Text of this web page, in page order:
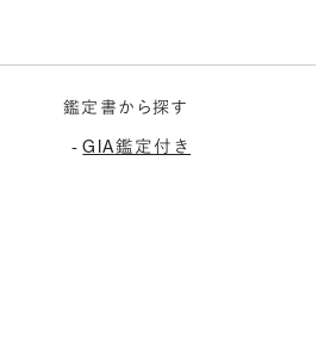
鑑定書から探す
-GIA鑑定付き